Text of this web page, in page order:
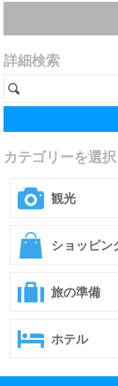
詳細検索
カテゴリーを選択
観光
ショッピン
旅の準備
ホテル